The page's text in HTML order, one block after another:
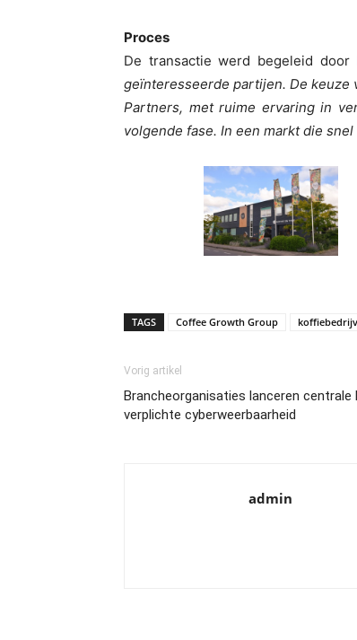
Proces
De transactie werd begeleid door
geïnteresseerde partijen. De keuze
Partners, met ruime ervaring in
volgende fase. In een markt die
TAGS Coffee Growth Group
Vorig artikel
Brancheorganisaties lanceren
verplichte cyberweerbaarheid
admin